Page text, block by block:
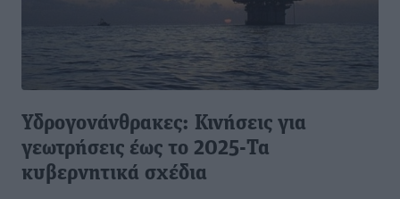
Υδρογονάνθρακες: Κινήσεις για
γεωτρήσεις έως το 2025-Τα
κυβερνητικά σχέδια